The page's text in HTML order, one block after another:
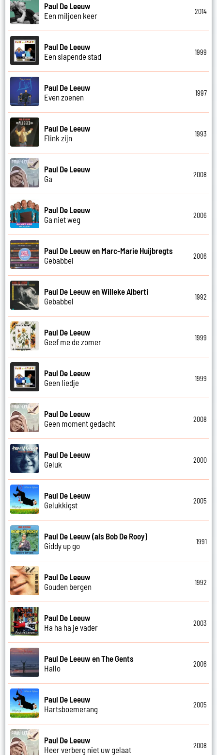
Paul De Leeuw
Een miljoen keer
2014
Paul De Leeuw
Een slapende stad
1999
Paul De Leeuw
Even zoenen
1997
Paul De Leeuw
Flink zijn
1993
Paul De Leeuw
Ga
2008
Paul De Leeuw
Ga niet weg
2006
Paul De Leeuw en Marc-Marie Huijbregts
Gebabbel
2006
Paul De Leeuw en Willeke Alberti
Gebabbel
1992
Paul De Leeuw
Geef me de zomer
1999
Paul De Leeuw
Geen liedje
1999
Paul De Leeuw
Geen moment gedacht
2008
Paul De Leeuw
Geluk
2000
Paul De Leeuw
Gelukkigst
2005
Paul De Leeuw (als Bob De Rooy)
Giddy up go
1991
Paul De Leeuw
Gouden bergen
1992
Paul De Leeuw
Ha ha ha je vader
2003
Paul De Leeuw en The Gents
Hallo
2006
Paul De Leeuw
Hartsboemerang
2005
Paul De Leeuw
Heer verberg niet uw gelaat
2008